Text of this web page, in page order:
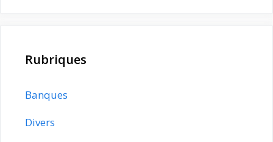
Rubriques
Banques
Divers